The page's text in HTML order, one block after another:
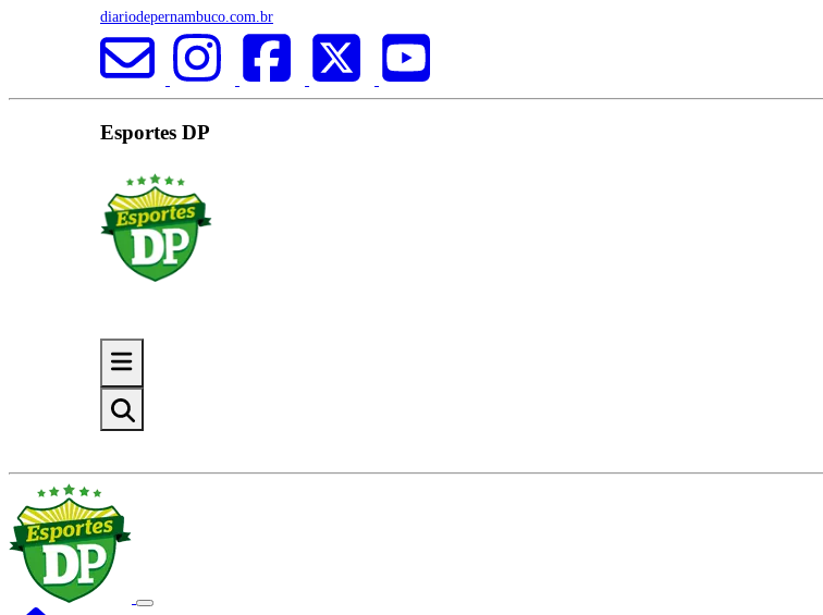
diariodepernambuco.com.br
Esportes DP